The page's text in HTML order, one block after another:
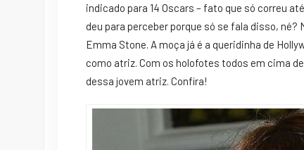
indicado para 14 Oscars – fato que só correu
deu para perceber porque só se fala disso,
Emma Stone. A moça já é a queridinha de
como atriz. Com os holofotes todos em cima
dessa jovem atriz. Confira!